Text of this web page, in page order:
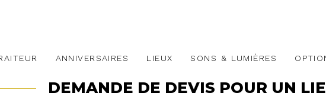
ANNIVERSAIRES LIEUX SONS & LUMIÈRES
DEMANDE DE DEVIS POUR UN